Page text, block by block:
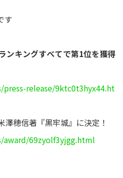
す
ンキングすべてで第1位を獲得
release/9ktc0t3hyx44.ht
穂信著『黒牢城』に決定！
69zyolf3yjgg.html